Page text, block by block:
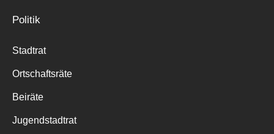
Politik
Stadtrat
Ortschaftsräte
Beiräte
Jugendstadtrat